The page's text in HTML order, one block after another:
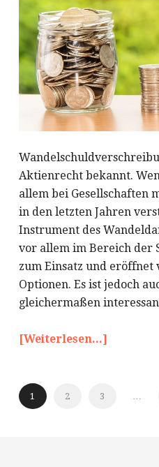
Aktienrecht bekannt.
allem bei Gesellschaften
in den letzten Jahren
Instrument des
vor allem im Bereich der
zum Einsatz und eröffnet
Optionen. Es ist jedoch
gleichermaßen
[Weiterlesen...]
1 2 3 …